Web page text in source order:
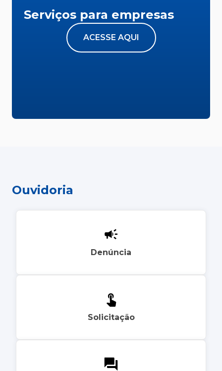
Serviços para empresas
ACESSE AQUI
Ouvidoria
Denúncia
Solicitação